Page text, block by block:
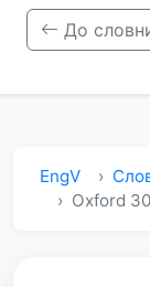
До
EngV
Oxford